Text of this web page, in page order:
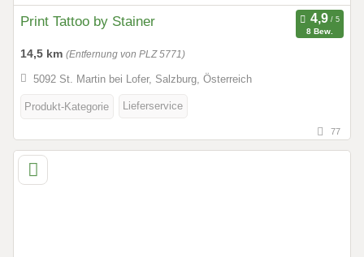
Print Tattoo by Stainer
8 Bew.
14,5 km (Entfernung von PLZ 5771)
5092 St. Martin bei Lofer, Salzburg, Österreich
Produkt-Kategorie Lieferservice
77